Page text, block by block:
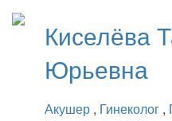
Киселёва
Юрьевна
Акушер , Гинеколог ,